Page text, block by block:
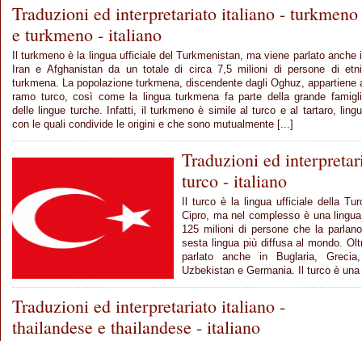
Traduzioni ed interpretariato italiano - turkmeno
e turkmeno - italiano
Il turkmeno è la lingua ufficiale del Turkmenistan, ma viene parlato anche
Iran e Afghanistan da un totale di circa 7,5 milioni di persone di
turkmena. La popolazione turkmena, discendente dagli Oghuz, appartiene
ramo turco, così come la lingua turkmena fa parte della grande
delle lingue turche. Infatti, il turkmeno è simile al turco e al tartaro,
con le quali condivide le origini e che sono mutualmente [...]
Traduzioni ed
turco - italiano
Il turco è la lingua ufficiale della
Cipro, ma nel complesso è una
125 milioni di persone che la
sesta lingua più diffusa al mondo.
parlato anche in Buglaria,
Uzbekistan e Germania. Il turco è
Traduzioni ed interpretariato italiano -
thailandese e thailandese - italiano